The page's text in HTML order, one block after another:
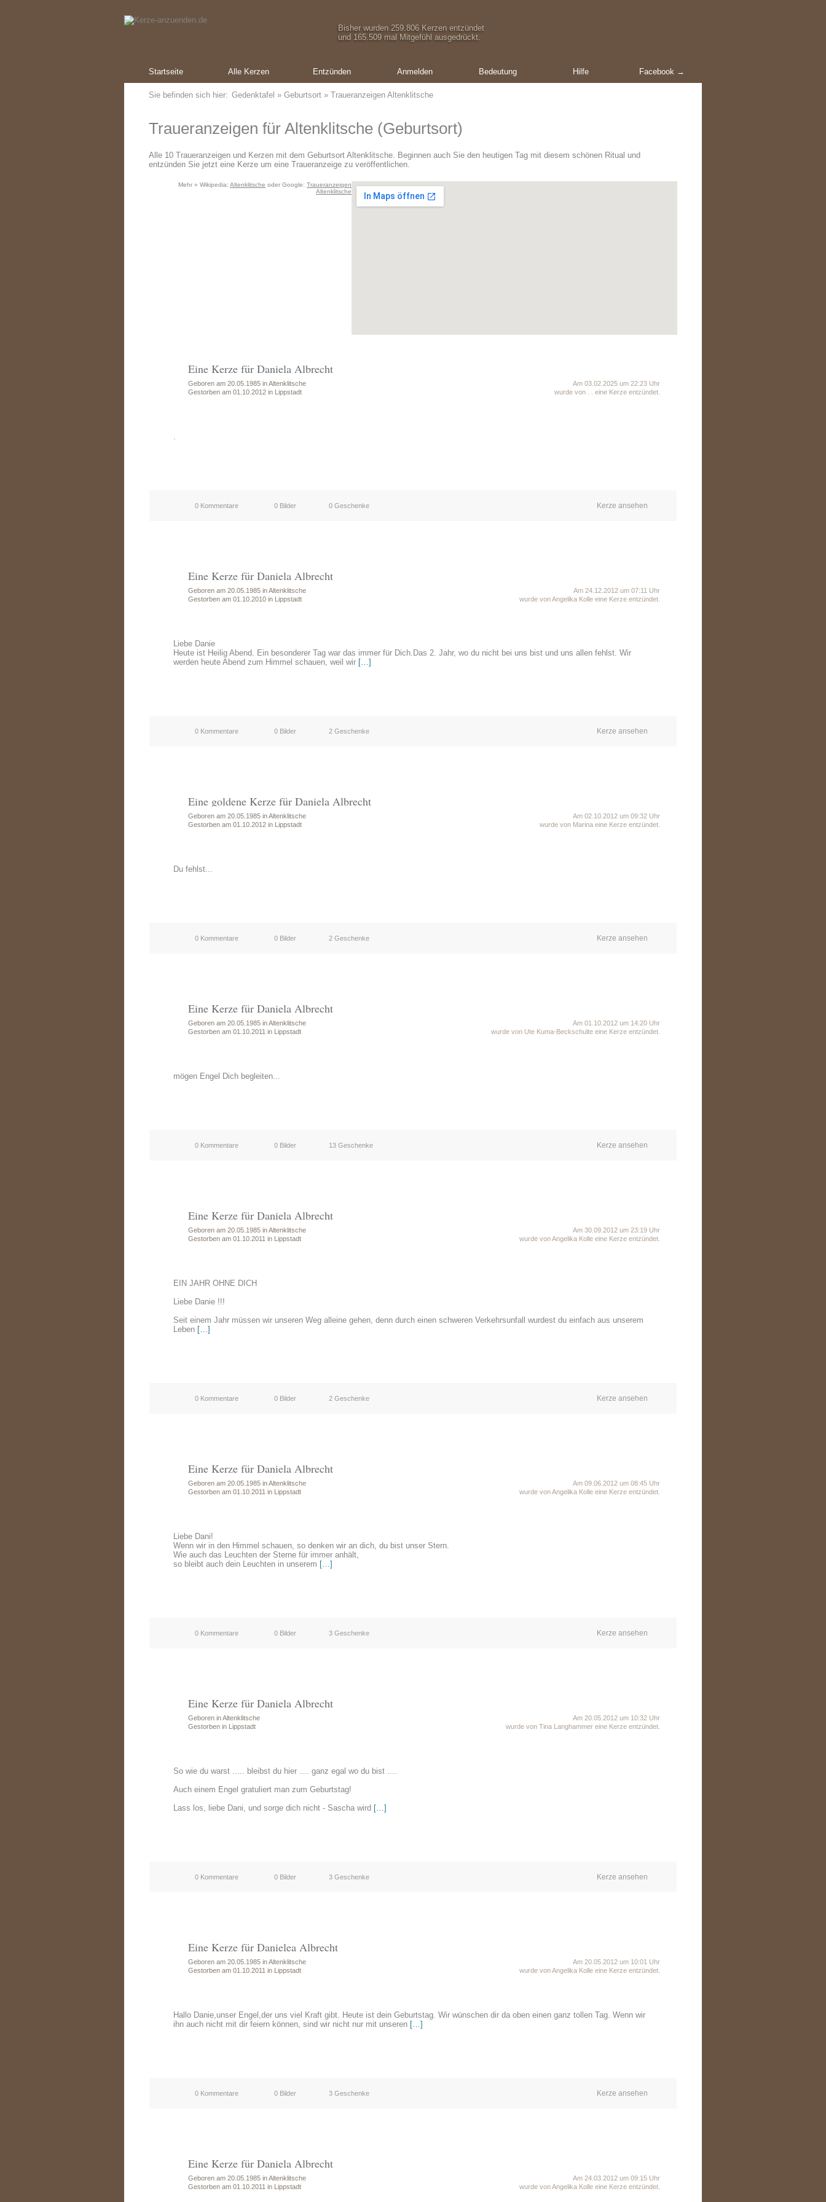
Bisher wurden 259.806 Kerzen entzündet
und 165.509 mal Mitgefühl ausgedrückt.
Startseite Alle Kerzen Entzünden Anmelden Bedeutung Hilfe Facebook →
Sie befinden sich hier: Gedenktafel » Geburtsort » Traueranzeigen Altenklitsche
Traueranzeigen für Altenklitsche (Geburtsort)
Alle 10 Traueranzeigen und Kerzen mit dem Geburtsort Altenklitsche. Beginnen auch Sie den heutigen Tag mit diesem schönen Ritual und
entzünden Sie jetzt eine Kerze um eine Traueranzeige zu veröffentlichen.
Mehr » Wikipedia: Altenklitsche oder Google: Traueranzeigen
Altenklitsche
Eine Kerze für Daniela Albrecht
Geboren am 20.05.1985 in Altenklitsche
Gestorben am 01.10.2012 in Lippstadt
Am 03.02.2025 um 22:23 Uhr
wurde von . . eine Kerze entzündet.
.
0 Kommentare 0 Bilder 0 Geschenke Kerze ansehen
Eine Kerze für Daniela Albrecht
Geboren am 20.05.1985 in Altenklitsche
Gestorben am 01.10.2010 in Lippstadt
Am 24.12.2012 um 07:11 Uhr
wurde von Angelika Kolle eine Kerze entzündet.
Liebe Danie
Heute ist Heilig Abend. Ein besonderer Tag war das immer für Dich.Das 2. Jahr, wo du nicht bei uns bist und uns allen fehlst. Wir
werden heute Abend zum Himmel schauen, weil wir […]
0 Kommentare 0 Bilder 2 Geschenke Kerze ansehen
Eine goldene Kerze für Daniela Albrecht
Geboren am 20.05.1985 in Altenklitsche
Gestorben am 01.10.2012 in Lippstadt
Am 02.10.2012 um 09:32 Uhr
wurde von Marina eine Kerze entzündet.
Du fehlst...
0 Kommentare 0 Bilder 2 Geschenke Kerze ansehen
Eine Kerze für Daniela Albrecht
Geboren am 20.05.1985 in Altenklitsche
Gestorben am 01.10.2011 in Lippstadt
Am 01.10.2012 um 14:20 Uhr
wurde von Ute Kuma-Beckschulte eine Kerze entzündet.
mögen Engel Dich begleiten...
0 Kommentare 0 Bilder 13 Geschenke Kerze ansehen
Eine Kerze für Daniela Albrecht
Geboren am 20.05.1985 in Altenklitsche
Gestorben am 01.10.2011 in Lippstadt
Am 30.09.2012 um 23:19 Uhr
wurde von Angelika Kolle eine Kerze entzündet.
EIN JAHR OHNE DICH
Liebe Danie !!!
Seit einem Jahr müssen wir unseren Weg alleine gehen, denn durch einen schweren Verkehrsunfall wurdest du einfach aus unserem
Leben […]
0 Kommentare 0 Bilder 2 Geschenke Kerze ansehen
Eine Kerze für Daniela Albrecht
Geboren am 20.05.1985 in Altenklitsche
Gestorben am 01.10.2011 in Lippstadt
Am 09.06.2012 um 08:45 Uhr
wurde von Angelika Kolle eine Kerze entzündet.
Liebe Dani!
Wenn wir in den Himmel schauen, so denken wir an dich, du bist unser Stern.
Wie auch das Leuchten der Sterne für immer anhält,
so bleibt auch dein Leuchten in unserem […]
0 Kommentare 0 Bilder 3 Geschenke Kerze ansehen
Eine Kerze für Daniela Albrecht
Geboren in Altenklitsche
Gestorben in Lippstadt
Am 20.05.2012 um 10:32 Uhr
wurde von Tina Langhammer eine Kerze entzündet.
So wie du warst ..... bleibst du hier .... ganz egal wo du bist ....
Auch einem Engel gratuliert man zum Geburtstag!
Lass los, liebe Dani, und sorge dich nicht - Sascha wird […]
0 Kommentare 0 Bilder 3 Geschenke Kerze ansehen
Eine Kerze für Danielea Albrecht
Geboren am 20.05.1985 in Altenklitsche
Gestorben am 01.10.2011 in Lippstadt
Am 20.05.2012 um 10:01 Uhr
wurde von Angelika Kolle eine Kerze entzündet.
Hallo Danie,unser Engel,der uns viel Kraft gibt. Heute ist dein Geburtstag. Wir wünschen dir da oben einen ganz tollen Tag. Wenn wir
ihn auch nicht mit dir feiern können, sind wir nicht nur mit unseren […]
0 Kommentare 0 Bilder 3 Geschenke Kerze ansehen
Eine Kerze für Daniela Albrecht
Geboren am 20.05.1985 in Altenklitsche
Gestorben am 01.10.2011 in Lippstadt
Am 24.03.2012 um 09:15 Uhr
wurde von Angelika Kolle eine Kerze entzündet.